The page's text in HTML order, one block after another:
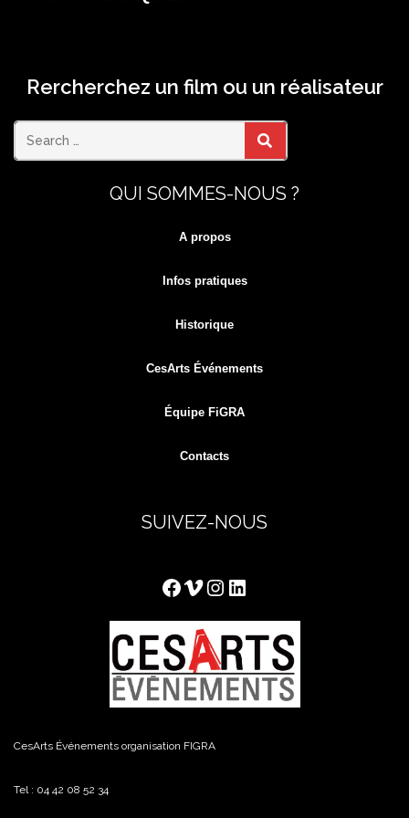
Rercherchez un film ou un réalisateur
Search SEARCH
QUI SOMMES-NOUS ?
A propos
Infos pratiques
Historique
CesArts Événements
Équipe FiGRA
Contacts
SUIVEZ-NOUS
Facebook
Vimeo
Instagram
LinkedIn
CesArts Événements organisation FIGRA
Tel : 04 42 08 52 34